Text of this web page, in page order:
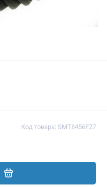
Код товара: SMT8456F27